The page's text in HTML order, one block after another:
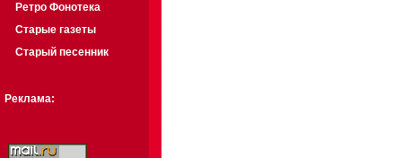
Ретро Фонотека
Старые газеты
Старый песенник
Реклама: